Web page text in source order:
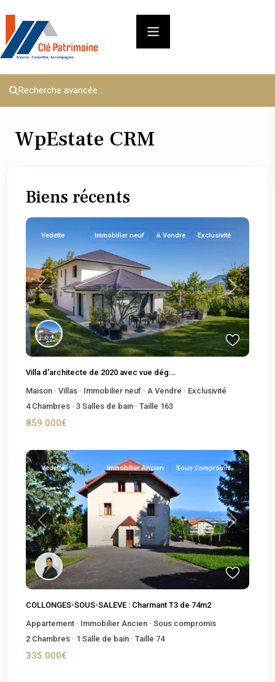
Recherche avancée :
WpEstate CRM
Biens récents
Previous Next
Vedette Immobilier neuf A Vendre Exclusivité
Villa d'architecte de 2020 avec vue dég...
Maison · Villas · Immobilier neuf · A Vendre · Exclusivité
4Chambres · 3 Salles de bain · Taille 163
859.000€
Previous Next
Vedette Immobilier Ancien Sous Compromis
COLLONGES-SOUS-SALEVE : Charmant T3 de 74m2
Appartement · Immobilier Ancien · Sous compromis
2 Chambres · 1 Salle de bain · Taille 74
335.000€